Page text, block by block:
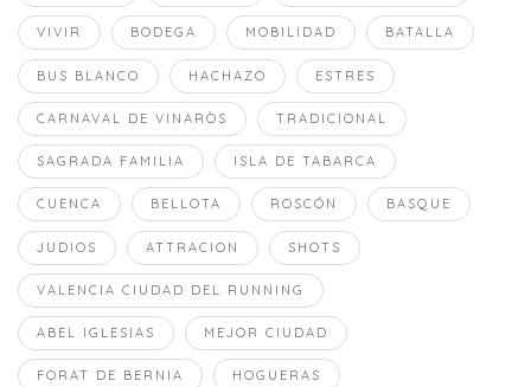
VIVIR BODEGA MOBILIDAD BATALLA
BUS BLANCO HACHAZO ESTRES
CARNAVAL DE VINARÒS TRADICIONAL
SAGRADA FAMILIA ISLA DE TABARCA
CUENCA BELLOTA ROSCÓN BASQUE
JUDIOS ATTRACION SHOTS
VALENCIA CIUDAD DEL RUNNING
ABEL IGLESIAS MEJOR CIUDAD
FORAT DE BERNIA HOGUERAS